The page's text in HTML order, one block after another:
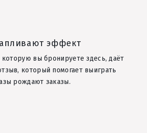
эффект
которую вы бронируете здесь, даёт
который помогает выиграть
рождают заказы.